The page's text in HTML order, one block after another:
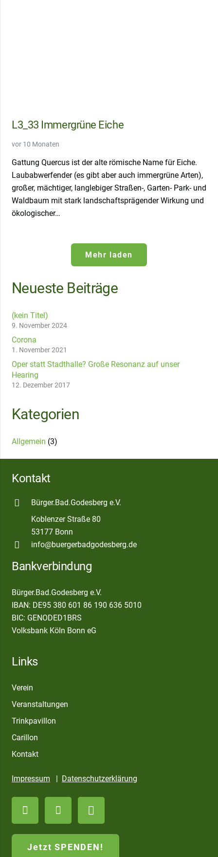
L3_33 Immergrüne Eiche
vor 10 Monaten
Gattung Quercus ist der alte römische Name für Eiche.
Laubabwerfender (es gibt aber auch immergrüne Arten),
großer, mächtiger, langlebiger Straßen-, Garten- Park- und
Waldbaum mit stark landschaftsprägender Wirkung und
ökologischer…
Mehr laden
Neueste Beiträge
(kein Titel)
9. November 2024
Corona
1. November 2021
Oper statt Stadthalle? Große Resonanz auf unser
Hearing
12. Dezember 2017
Kategorien
Allgemein (3)
Kontakt
Bürger.Bad.Godesberg e.V.
Koblenzer Straße 80
53177 Bonn
info@buergerbadgodesberg.de
Bankverbindung
Bürger.Bad.Godesberg e.V.
IBAN: DE95 380 601 86 190 636 5010
BIC: GENODED1BRS
Volksbank Köln Bonn eG
Links
Verein
Veranstaltungen
Trinkpavillon
Carillon
Kontakt
Impressum Datenschutzerklärung
Jetzt SPENDEN!